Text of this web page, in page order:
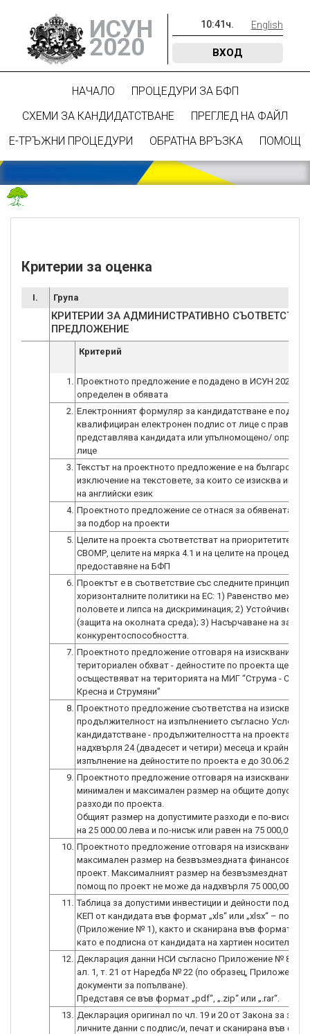
ИСУН
2020
10:41 ч. English
ВХОД
НАЧАЛО
ПРОЦЕДУРИ ЗА БФП
СХЕМИ ЗА КАНДИДАТСТВАНЕ
ПРЕГЛЕД НА ФАЙЛ
Е-ТРЪЖНИ ПРОЦЕДУРИ
ОБРАТНА ВРЪЗКА ПОМОЩ
Критерии за оценка
I. Група
КРИТЕРИИ ЗА АДМИНИСТРАТИВНО
ПРЕДЛОЖЕНИЕ
Критерий
1. Проектното предложение е подадено в ИСУН 2020 в
определен в обявата
2. Електронният формуляр за кандидатстване е
квалифициран електронен подпис от лице с право да
представлява кандидата или упълномощено/
лице
3. Текстът на проектното предложение е на български
изключение на текстовете, за които се изисква
на английски език
4. Проектното предложение се отнася за обявената
за подбор на проекти
5. Целите на проекта съответстват на приоритетите и
СВОМР, целите на мярка 4.1 и на целите на
предоставяне на БФП
6. Проектът е в съответствие със следните принципи на
хоризонталните политики на ЕС: 1) Равенство между
половете и липса на дискриминация; 2) Устойчиво
(защита на околната среда); 3) Насърчаване на
конкурентоспособността.
7. Проектното предложение отговаря на изискванията
териториален обхват - дейностите по проекта ще се
осъществяват на територията на МИГ “Струма -
Кресна и Струмяни”
8. Проектното предложение съответства на
продължителност на изпълнението съгласно
кандидатстване - продължителността на проекта не
надхвърля 24 (двадесет и четири) месеца и крайният
изпълнение на дейностите по проекта е до 30.06.2025
9. Проектното предложение отговаря на изискванията
минимален и максимален размер на общите
разходи по проекта.
Общият размер на допустимите разходи е по-висок
10. Проектното предложение отговаря на изискванията
максимален размер на безвъзмездната финансова
проект. Максималният размер на безвъзмездната
помощ по проект не може да надхвърля 75 000,00 лв.
11. Таблица за допустими инвестиции и дейности
КЕП от кандидата във формат „xls“ или „xlsx“ – по
(Приложение № 1), както и сканирана във формат
като е подписна от кандидата на хартиен носител.
12. Декларация данни НСИ съгласно Приложение № 8 към
ал. 1, т. 21 от Наредба № 22 (по образец, Приложение
документи за попълване).
13. Декларация оригинал по чл. 19 и 20 от Закона за
личните данни с подпис/и, печат и сканирана във